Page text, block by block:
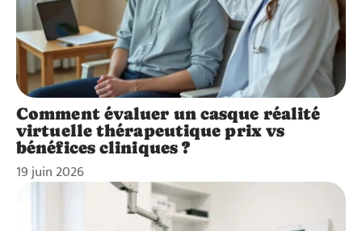
Comment évaluer un casque réalité
virtuelle thérapeutique prix vs
bénéfices cliniques ?
19 juin 2026